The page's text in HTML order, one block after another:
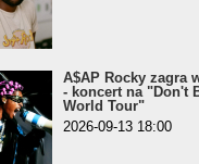
A$AP Rocky zagra
- koncert na "Don't
World Tour"
2026-09-13 18:00